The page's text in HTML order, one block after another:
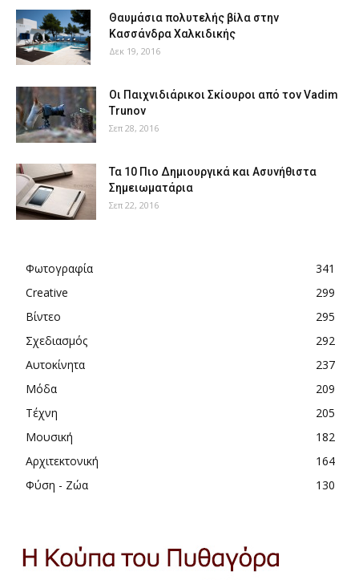
Θαυμάσια πολυτελής βίλα στην
Κασσάνδρα Χαλκιδικής
Δεκ 19, 2016
Οι Παιχνιδιάρικοι Σκίουροι από τον Vadim
Trunov
Σεπ 28, 2016
Τα 10 Πιο Δημιουργικά και Ασυνήθιστα
Σημειωματάρια
Σεπ 22, 2016
Φωτογραφία
341
Creative
299
Βίντεο
295
Σχεδιασμός
292
Αυτοκίνητα
237
Μόδα
209
Τέχνη
205
Μουσική
182
Αρχιτεκτονική
164
Φύση - Ζώα
130